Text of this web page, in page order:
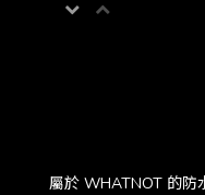
屬於 WHATNOT 的防